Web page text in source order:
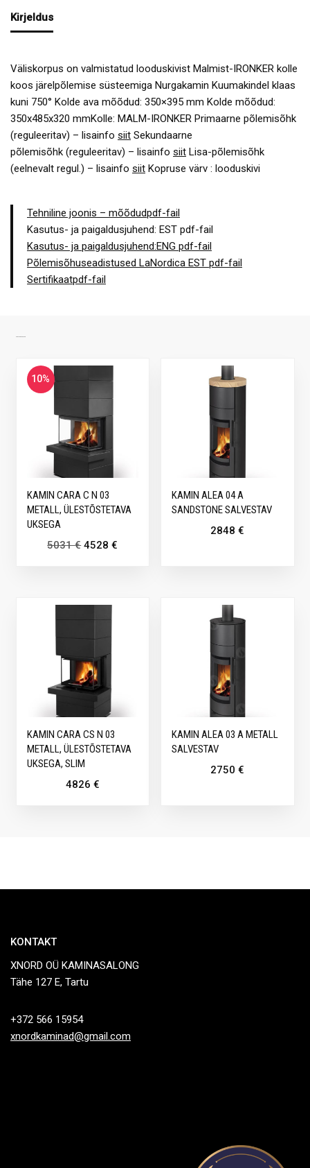
Kirjeldus
Väliskorpus on valmistatud looduskivist Malmist-IRONKER kolle
koos järelpõlemise süsteemiga Nurgakamin Kuumakindel klaas
kuni 750° Kolde ava mõõdud: 350×395 mm Kolde mõõdud:
350x485x320 mmKolle: MALM-IRONKER Primaarne põlemisõhk
(reguleeritav) – lisainfo siit Sekundaarne
põlemisõhk (reguleeritav) – lisainfo siit Lisa-põlemisõhk
(eelnevalt regul.) – lisainfo siit Kopruse värv : looduskivi
Tehniline joonis – mõõdudpdf-fail
Kasutus- ja paigaldusjuhend: EST pdf-fail
Kasutus- ja paigaldusjuhend:ENG pdf-fail
Põlemisõhuseadistused LaNordica EST pdf-fail
Sertifikaatpdf-fail
10%
KAMIN CARA C N 03
METALL, ÜLESTÕSTETAVA
UKSEGA
5031€ 4528€
KAMIN ALEA 04 A
SANDSTONE SALVESTAV
2848€
KAMIN CARA CS N 03
METALL, ÜLESTÕSTETAVA
UKSEGA, SLIM
4826 €
KAMIN ALEA 03 A METALL
SALVESTAV
2750€
KONTAKT
XNORD OÜ KAMINASALONG
Tähe 127 E, Tartu
+372 566 15954
xnordkaminad@gmail.com